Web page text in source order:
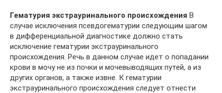
Гематурия экстрауринального происхождения В
случае исключения псевдогематурии следующим шагом
в дифференциальной диагностике должно стать
исключение гематурии экстрауринального
происхождения. Речь в данном случае идет о попадании
крови в мочу не из почки и мочевыводящих путей, а из
других органов, а также извне. К гематурии
экстрауринального происхождения следует отнести